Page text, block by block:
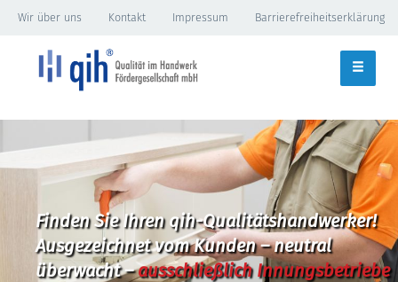
Wir über uns Kontakt Impressum Barrierefreiheitserklärung
Finden Sie Ihren qih-Qualitätshandwerker!
Ausgezeichnet vom Kunden – neutral
überwacht –ausschließlich Innungsbetriebe